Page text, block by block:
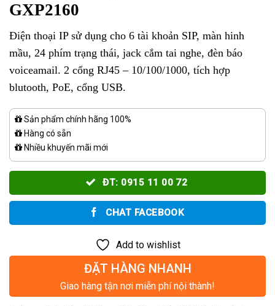
GXP2160
Điện thoại IP sử dụng cho 6 tài khoản SIP, màn hinh
mầu, 24 phím trạng thái, jack cắm tai nghe, đèn báo
voiceamail. 2 cổng RJ45 – 10/100/1000, tích hợp
blutooth, PoE, cổng USB.
Sản phẩm chính hãng 100%
Hàng có sẵn
Nhiều khuyến mãi mới
ĐT: 0915 11 00 72
CHAT FACEBOOK
Add to wishlist
ĐẶT HÀNG NHANH
Giao hàng tận nơi miễn phí nội thành!